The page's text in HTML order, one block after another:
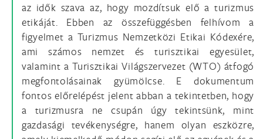
az idők szava az, hogy mozdítsuk elő a turizmus
etikáját. Ebben az összefüggésben felhívom a
figyelmet a Turizmus Nemzetközi Etikai Kódexére,
ami számos nemzet és turisztikai egyesület,
valamint a Turisztikai Világszervezet (WTO) átfogó
megfontolásainak gyümölcse. E dokumentum
fontos előrelépést jelent abban a tekintetben, hogy
a turizmusra ne csupán úgy tekintsünk, mint
gazdasági tevékenységre, hanem olyan eszközre,